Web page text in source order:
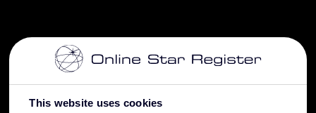
This website uses cookies